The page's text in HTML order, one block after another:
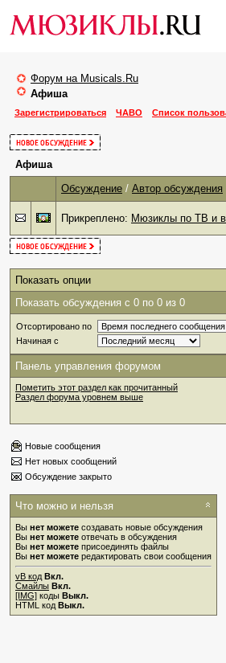
Форум на Musicals.Ru
Афиша
Зарегистрироваться ЧАВО Список
Афиша
Обсуждение / Автор обсуждения
Прикреплено: Мюзиклы по ТВ и в
Показать опции
Показать обсуждения с 0 по 0 из 0
Отсортировано по
Начиная с
Панель управления форумом
Пометить этот раздел как прочитанный
Раздел форума уровнем выше
Новые сообщения
Нет новых сообщений
Обсуждение закрыто
Что можно и нельзя
Вы нет можете создавать новые обсуждения
Вы нет можете отвечать в обсуждения
Вы нет можете присоединять файлы
Вы нет можете редактировать свои сообщения
vB код Вкл.
Смайлы Вкл.
[IMG] коды Выкл.
HTML код Выкл.